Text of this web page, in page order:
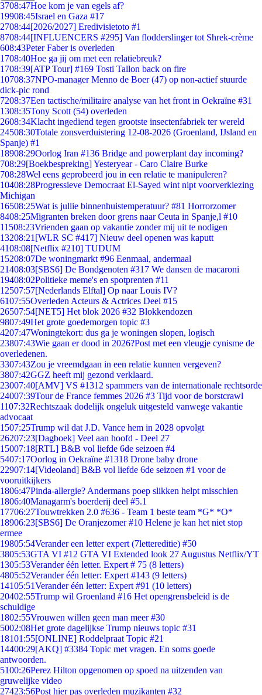
3708:47Hoe kom je van egels af?
19908:45Israel en Gaza #17
2708:44[2026/2027] Eredivisietoto #1
8708:44[INFLUENCERS #295] Van flodderslinger tot Shrek-crème
608:43Peter Faber is overleden
1708:40Hoe ga jij om met een relatiebreuk?
1708:39[ATP Tour] #169 Tosti Tallon back on fire
10708:37NPO-manager Menno de Boer (47) op non-actief stuurde
dick-pic rond
7208:37Een tactische/militaire analyse van het front in Oekraïne #31
1308:35Tony Scott (54) overleden
2608:34Klacht ingediend tegen grootste insectenfabriek ter wereld
24508:30Totale zonsverduistering 12-08-2026 (Groenland, IJsland en
Spanje) #1
18908:29Oorlog Iran #136 Bridge and powerplant day incoming?
708:29[Boekbespreking] Yesteryear - Caro Claire Burke
708:28Wel eens geprobeerd jou in een relatie te manipuleren?
10408:28Progressieve Democraat El-Sayed wint nipt voorverkiezing
Michigan
16508:25Wat is jullie binnenhuistemperatuur? #81 Horrorzomer
8408:25Migranten breken door grens naar Ceuta in Spanje,l #10
11508:23Vrienden gaan op vakantie zonder mij uit te nodigen
13208:21 [WLR SC #417] Nieuw deel openen was kaputt
4108:08[Netflix #210] TUDUM
15208:07De woningmarkt #96 Eenmaal, andermaal
21408:03[SBS6] De Bondgenoten #317 We dansen de macaroni
19408:02Politieke meme's en spotprenten #11
12507:57[Nederlands Elftal] Op naar Louis IV?
6107:55Overleden Acteurs & Actrices Deel #15
26507:54[NET5] Het blok 2026 #32 Blokkendozen
9807:49Het grote goedemorgen topic #3
4207:47Woningtekort: dus ga je woningen slopen, logisch
23807:43Wie gaan er dood in 2026?Post met een vleugje cynisme de
overledenen.
3307:43Zou je vreemdgaan in een relatie kunnen vergeven?
3807:42GGZ heeft mij gezond verklaard.
23007:40[AMV] VS #1312 spammers van de internationale rechtsorde
24007:39Tour de France femmes 2026 #3 Tijd voor de borstcrawl
1107:32Rechtszaak dodelijk ongeluk uitgesteld vanwege vakantie
advocaat
1507:25Trump wil dat J.D. Vance hem in 2028 opvolgt
26207:23[Dagboek] Veel aan hoofd - Deel 27
15007:18[RTL] B&B vol liefde 6de seizoen #4
5407:17Oorlog in Oekraïne #1318 Drone baby drone
22907:14[Videoland] B&B vol liefde 6de seizoen #1 voor de
vooruitkijkers
1806:47Pinda-allergie? Andermans poep slikken helpt misschien
1806:40Managarm's boerderij deel #5.1
17706:27Touwtrekken 2.0 #636 - Team 1 beste team *G* *O*
18906:23[SBS6] De Oranjezomer #10 Helene je kan het niet stop
ermee
19805:54Verander een letter expert (7lettereditie) #50
3805:53GTA VI #12 GTA VI Extended look 27 Augustus Netflix/YT
1305:53Verander één letter. Expert # 75 (8 letters)
4805:52Verander één letter: Expert #143 (9 letters)
14105:51Verander één letter: Expert #91 (10 letters)
20402:55Trump wil Groenland #16 Het opengrensbeleid is de
schuldige
1802:55Vrouwen willen geen man meer #30
5002:08Het grote dagelijkse Trump nieuws topic #31
18101:55[ONLINE] Roddelpraat Topic #21
14400:29[AKQ] #3384 Topic met vragen. En soms goede
antwoorden.
5100:26Perez Hilton opgenomen op spoed na uitzenden van
gruwelijke video
27423:56Post hier pas overleden muzikanten #32